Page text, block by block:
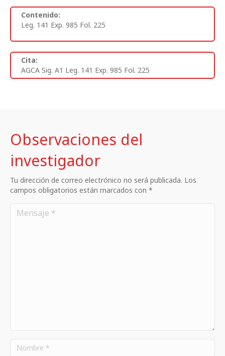
Contenido:
Leg. 141 Exp. 985 Fol. 225
Cita:
AGCA Sig. A1 Leg. 141 Exp. 985 Fol. 225
Observaciones del
investigador
Tu dirección de correo electrónico no será publicada. Los
campos obligatorios están marcados con *